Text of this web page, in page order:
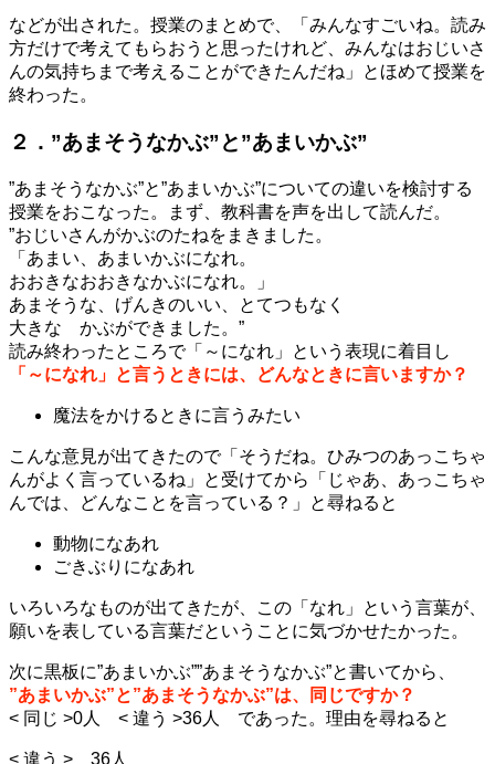
などが出された。授業のまとめで、「みんなすごいね。読み
方だけで考えてもらおうと思ったけれど、みんなはおじいさ
んの気持ちまで考えることができたんだね」とほめて授業を
終わった。
２．”あまそうなかぶ”と”あまいかぶ”
”あまそうなかぶ”と”あまいかぶ”についての違いを検討する
授業をおこなった。まず、教科書を声を出して読んだ。
”おじいさんがかぶのたねをまきました。
「あまい、あまいかぶになれ。
おおきなおおきなかぶになれ。」
あまそうな、げんきのいい、とてつもなく
大きな かぶができました。”
読み終わったところで「～になれ」という表現に着目し
「～になれ」と言うときには、どんなときに言いますか？
魔法をかけるときに言うみたい
こんな意見が出てきたので「そうだね。ひみつのあっこちゃ
んがよく言っているね」と受けてから「じゃあ、あっこちゃ
んでは、どんなことを言っている？」と尋ねると
動物になあれ
ごきぶりになあれ
いろいろなものが出てきたが、この「なれ」という言葉が、
願いを表している言葉だということに気づかせたかった。
次に黒板に”あまいかぶ””あまそうなかぶ”と書いてから、
”あまいかぶ”と”あまそうなかぶ”は、同じですか？
< 同じ >0人 < 違う >36人 であった。理由を尋ねると
< 違う > 36人